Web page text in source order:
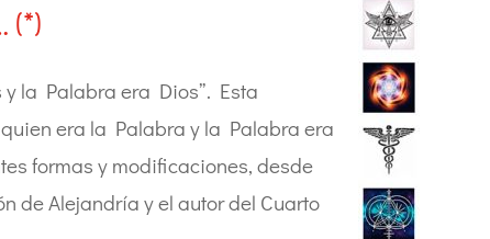
(*)
y la Palabra era Dios”. Esta
era la Palabra y la Palabra era
formas y modificaciones, desde
de Alejandría y el autor del Cuarto